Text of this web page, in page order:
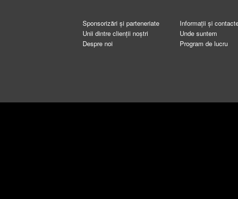
Sponsorizări și parteneriate
Unii dintre clienții noștri
Despre noi
Informații și
Unde suntem
Program de lucru